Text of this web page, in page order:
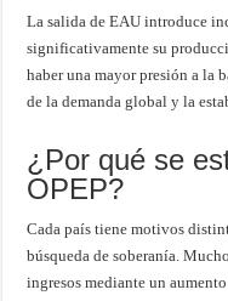
La salida de EAU introduce
significativamente su
haber una mayor presión a la
de la demanda global y la
¿Por qué se
OPEP?
Cada país tiene motivos
búsqueda de soberanía.
ingresos mediante un